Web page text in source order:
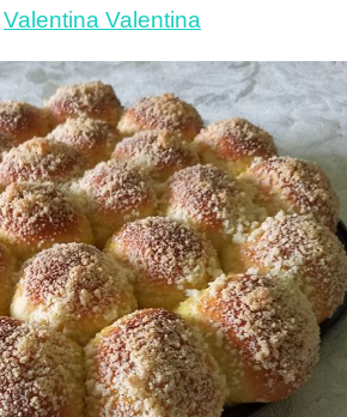
Valentina Valentina